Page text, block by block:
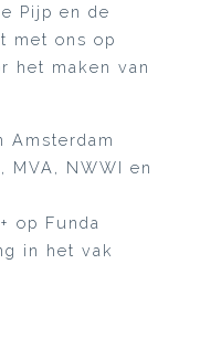
Pijp en de
met ons op
het maken van
Amsterdam
MVA, NWWI en
op Funda
in het vak